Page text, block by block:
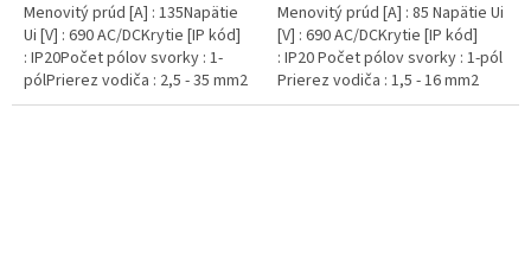
Menovitý prúd [A] : 135Napätie
Ui [V] : 690 AC/DCKrytie [IP kód]
: IP20Počet pólov svorky : 1-
pólPrierez vodiča : 2,5 - 35 mm2
Menovitý prúd [A] : 85 Napätie Ui
[V] : 690 AC/DCKrytie [IP kód]
: IP20 Počet pólov svorky : 1-pól
Prierez vodiča : 1,5 - 16 mm2